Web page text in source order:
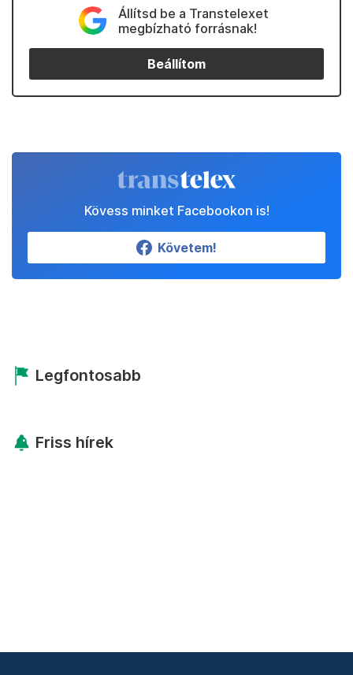
Állítsd be a Transtelexet
megbízható forrásnak!
Beállítom
Kövess minket Facebookon is!
Követem!
Legfontosabb
Friss hírek